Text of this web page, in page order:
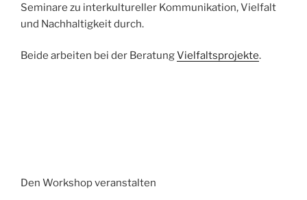
Seminare zu interkultureller Kommunikation, Vielfalt
und Nachhaltigkeit durch.
Beide arbeiten bei der BeratungVielfaltsprojekte.
Den Workshop veranstalten